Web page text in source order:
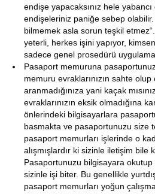
endişe yapacaksınız hele
endişeleriniz paniğe sebep olabilir.
bilmemek asla sorun teşkil
yeterli, herkes işini yapıyor,
sadece genel prosedürü
Pasaport memuruna
memuru evraklarınızın sahte olup
aranmadığınıza yani kaçak
evraklarınızın eksik olmadığına
önlerindeki bilgisayarlara
basmakta ve pasaportunuzu size
pasaport memurları işlerinde o
alışmışlardır ki sizinle iletişim bile
Pasaportunuzu bilgisayara okutup
sizinle işi biter. Bu genellikle
pasaport memurları yoğun